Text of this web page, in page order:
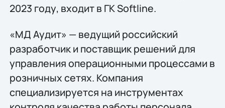
2023 году, входит в ГК Softline.
«МД Аудит» — ведущий российский
разработчик и поставщик решений для
управления операционными процессами в
розничных сетях. Компания
специализируется на инструментах